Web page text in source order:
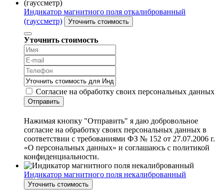
Индикатор магнитного поля откалиброванный
(гауссметр)
Уточнить стоимость
Уточнить стоимость
Согласие на обработку своих персональных данных
Отправить
Нажимая кнопку "Отправить" я даю добровольное
согласие на обработку своих персональных данных в
соответствии с требованиями ФЗ № 152 от 27.07.2006 г.
«О персональных данных» и соглашаюсь с политикой
конфиденциальности.
Индикатор магнитного поля некалиброванный
Уточнить стоимость